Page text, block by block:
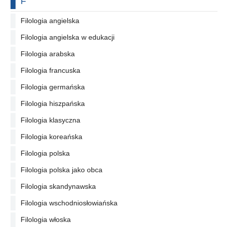
Filologia angielska
Filologia angielska w edukacji
Filologia arabska
Filologia francuska
Filologia germańska
Filologia hiszpańska
Filologia klasyczna
Filologia koreańska
Filologia polska
Filologia polska jako obca
Filologia skandynawska
Filologia wschodniosłowiańska
Filologia włoska